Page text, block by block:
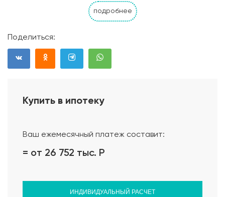
Проект дома
подробнее
Поделиться:
Купить в ипотеку
Ваш ежемесячный платеж составит:
= от 26 752 тыс. Р
ИНДИВИДУАЛЬНЫЙ РАСЧЕТ